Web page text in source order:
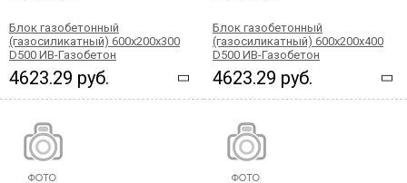
Блок газобетонный
(газосиликатный) 600x200x300
D500 ИВ-Газобетон
4623.29 руб.
Блок газобетонный
(газосиликатный) 600x200x400
D500 ИВ-Газобетон
4623.29 руб.